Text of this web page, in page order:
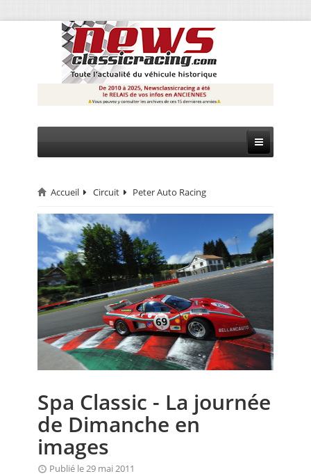
CIRCUIT
RALLYE
MONTAGNE
EVÈNEMENTS
CALENDRIER
FOCUS
ANNUAIRES
PETITES ANNONCES
Accueil Circuit Peter Auto Racing
Spa Classic - La journée
de Dimanche en
images
Publié le 29 mai 2011